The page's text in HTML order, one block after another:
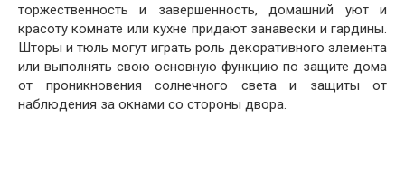
торжественность и завершенность, домашний уют и
красоту комнате или кухне придают занавески и гардины.
Шторы и тюль могут играть роль декоративного элемента
или выполнять свою основную функцию по защите дома
от проникновения солнечного света и защиты от
наблюдения за окнами со стороны двора.